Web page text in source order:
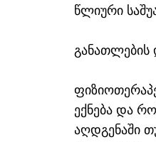
წლიური
განათლების
ექნება და
აღდგენაში